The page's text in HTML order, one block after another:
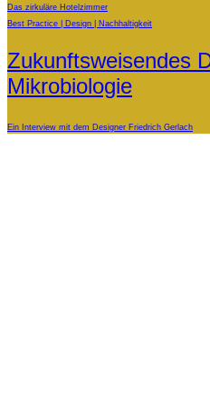
Das zirkuläre Hotelzimmer
Best Practice
Design Nachhaltigkeit
Zukunftsweisendes
Mikrobiologie
Ein Interview mit dem Designer Friedrich Gerlach